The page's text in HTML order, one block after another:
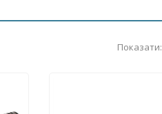
Показати: